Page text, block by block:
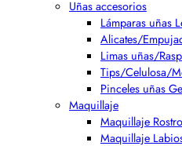
Uñas accesorios
Lámparas uñas
Alicates/
Limas uñas/
Tips/Celulosa/
Pinceles uñas
Maquillaje
Maquillaje Rostro
Maquillaje